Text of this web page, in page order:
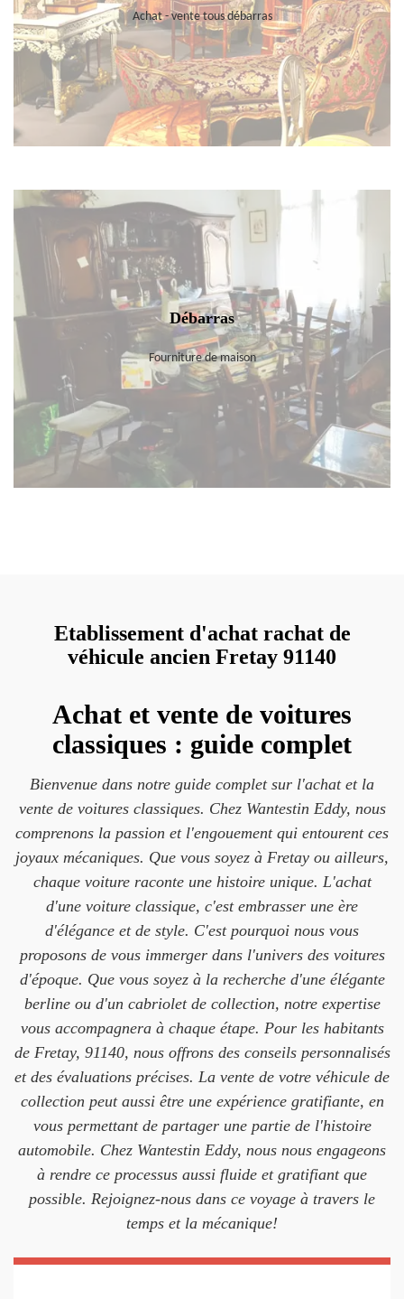
Achat - vente tous débarras
Débarras
Fourniture de maison
Etablissement d'achat rachat de
véhicule ancien Fretay 91140
Achat et vente de voitures
classiques : guide complet
Bienvenue dans notre guide complet sur l'achat et la
vente de voitures classiques. Chez Wantestin Eddy, nous
comprenons la passion et l'engouement qui entourent ces
joyaux mécaniques. Que vous soyez à Fretay ou ailleurs,
chaque voiture raconte une histoire unique. L'achat
d'une voiture classique, c'est embrasser une ère
d'élégance et de style. C'est pourquoi nous vous
proposons de vous immerger dans l'univers des voitures
d'époque. Que vous soyez à la recherche d'une élégante
berline ou d'un cabriolet de collection, notre expertise
vous accompagnera à chaque étape. Pour les habitants
de Fretay, 91140, nous offrons des conseils personnalisés
et des évaluations précises. La vente de votre véhicule de
collection peut aussi être une expérience gratifiante, en
vous permettant de partager une partie de l'histoire
automobile. Chez Wantestin Eddy, nous nous engageons
à rendre ce processus aussi fluide et gratifiant que
possible. Rejoignez-nous dans ce voyage à travers le
temps et la mécanique!